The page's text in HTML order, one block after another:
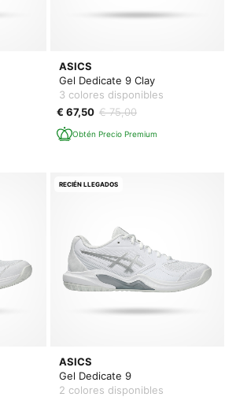
ASICS
Gel Dedicate 9 Clay
3 colores disponibles
€ 67,50 € 75,00
Obtén Precio Premium
ASICS
Gel Dedicate 9
2 colores disponibles
RECIÉN LLEGADOS